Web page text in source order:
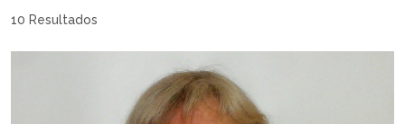
10 Resultados